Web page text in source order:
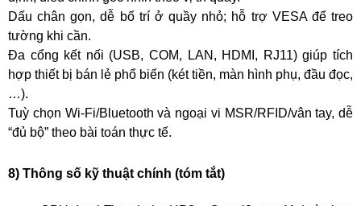
Dấu chân gọn, dễ bố trí ở quầy nhỏ; hỗ trợ VESA để treo
tường khi cần.
Đa cổng kết nối (USB, COM, LAN, HDMI, RJ11) giúp tích
hợp thiết bị bán lẻ phổ biến (két tiền, màn hình phụ, đầu đọc,
…).
Tuỳ chọn Wi-Fi/Bluetooth và ngoại vi MSR/RFID/vân tay, dễ
“đủ bộ” theo bài toán thực tế.
8) Thông số kỹ thuật chính (tóm tắt)